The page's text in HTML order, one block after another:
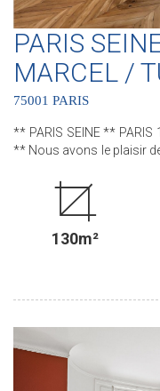
PARIS
MARCEL /
75001 PARIS
** PARIS SEINE ** PARIS
** Nous avons le plaisir de vous proposer un appartement familial
de tout le CHARME et
ses moulures et ses cheminées D'une
10m² de BALCON filant,
ASCENSEUR comprend
une cuisine séparée,
une salle d'eau et des
Saint-Roch - PARIS 1
- PARIS 6 Agence
Agence Rennes/Saint-
Agence Champ de Mars
130m²